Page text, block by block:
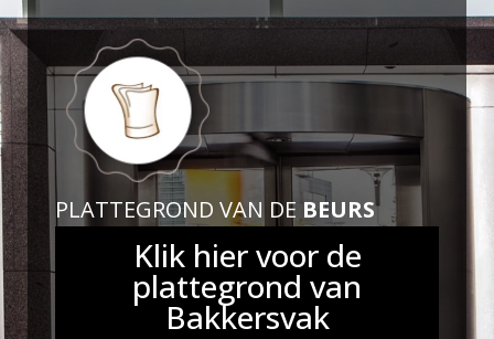
PLATTEGROND VAN DE BEURS
Klik hier voor de
plattegrond van
Bakkersvak